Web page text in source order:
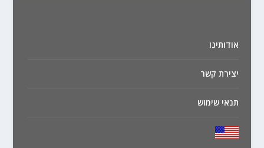
אודותינו
יצירת קשר
תנאי שימוש